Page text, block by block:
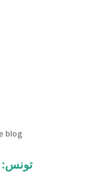
blog
تونس: